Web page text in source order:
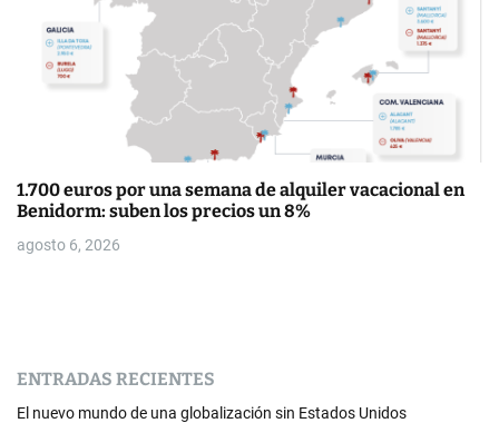
1.700 euros por una semana de alquiler vacacional en
Benidorm: suben los precios un 8%
agosto 6, 2026
ENTRADAS RECIENTES
El nuevo mundo de una globalización sin Estados Unidos